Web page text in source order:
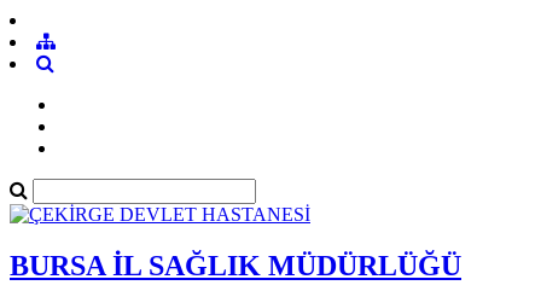
BURSA İL SAĞLIK MÜDÜRLÜĞÜ